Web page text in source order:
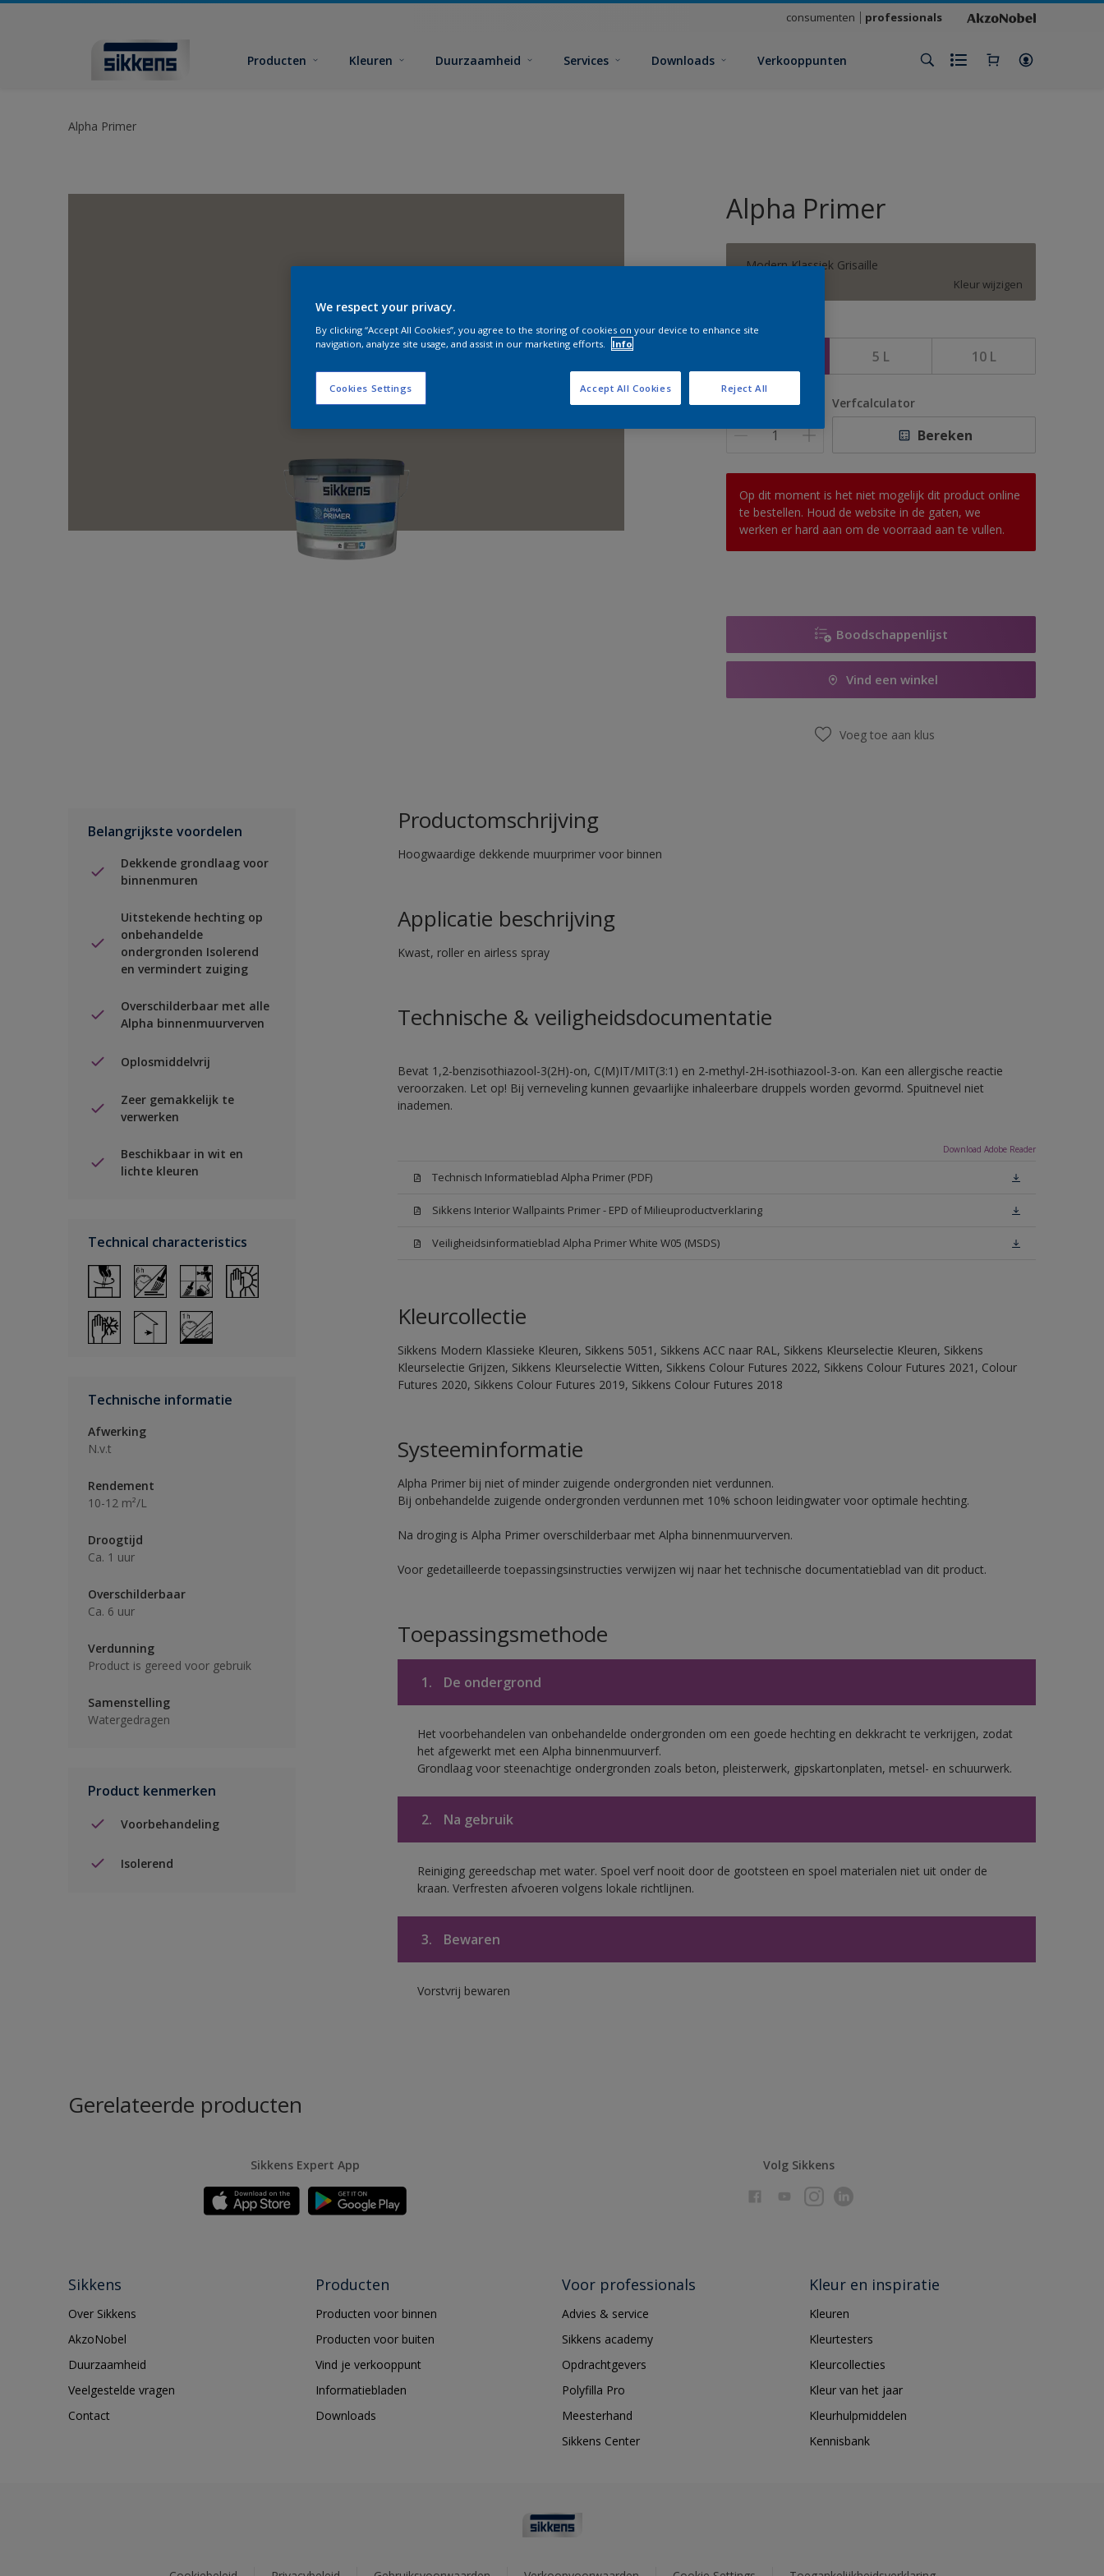
consumenten professionals
Producten Kleuren Duurzaamheid Services Downloads Verkooppunten
Alpha Primer
Alpha Primer
Modern Klassiek Grisaille
Kleur wijzigen
Grootte
5 L 10 L
Aantal Verfcalculator
Bereken
Op dit moment is het niet mogelijk dit product online
te bestellen. Houd de website in de gaten, we
werken er hard aan om de voorraad aan te vullen.
Boodschappenlijst
Vind een winkel
Voeg toe aan klus
Belangrijkste voordelen
Dekkende grondlaag voor
binnenmuren
Uitstekende hechting op
onbehandelde
ondergronden Isolerend
en vermindert zuiging
Overschilderbaar met alle
Alpha binnenmuurverven
Oplosmiddelvrij
Zeer gemakkelijk te
verwerken
Beschikbaar in wit en
lichte kleuren
Technical characteristics
Technische informatie
Afwerking
N.v.t
Rendement
10-12 m²/L
Droogtijd
Ca. 1 uur
Overschilderbaar
Ca. 6 uur
Verdunning
Product is gereed voor gebruik
Samenstelling
Watergedragen
Product kenmerken
Voorbehandeling
Isolerend
Productomschrijving
Hoogwaardige dekkende muurprimer voor binnen
Applicatie beschrijving
Kwast, roller en airless spray
Technische & veiligheidsdocumentatie
Bevat 1,2-benzisothiazool-3(2H)-on, C(M)IT/MIT(3:1) en 2-methyl-2H-isothiazool-3-on. Kan een allergische reactie
veroorzaken. Let op! Bij verneveling kunnen gevaarlijke inhaleerbare druppels worden gevormd. Spuitnevel niet
inademen.
Download Adobe Reader
Technisch Informatieblad Alpha Primer (PDF)
Sikkens Interior Wallpaints Primer - EPD of Milieuproductverklaring
Veiligheidsinformatieblad Alpha Primer White W05 (MSDS)
Kleurcollectie
Sikkens Modern Klassieke Kleuren, Sikkens 5051, Sikkens ACC naar RAL, Sikkens Kleurselectie Kleuren, Sikkens
Kleurselectie Grijzen, Sikkens Kleurselectie Witten, Sikkens Colour Futures 2022, Sikkens Colour Futures 2021, Colour
Futures 2020, Sikkens Colour Futures 2019, Sikkens Colour Futures 2018
Systeeminformatie
Alpha Primer bij niet of minder zuigende ondergronden niet verdunnen.
Bij onbehandelde zuigende ondergronden verdunnen met 10% schoon leidingwater voor optimale hechting.
Na droging is Alpha Primer overschilderbaar met Alpha binnenmuurverven.
Voor gedetailleerde toepassingsinstructies verwijzen wij naar het technische documentatieblad van dit product.
Toepassingsmethode
1. De ondergrond
Het voorbehandelen van onbehandelde ondergronden om een goede hechting en dekkracht te verkrijgen, zodat
het afgewerkt met een Alpha binnenmuurverf.
Grondlaag voor steenachtige ondergronden zoals beton, pleisterwerk, gipskartonplaten, metsel- en schuurwerk.
2. Na gebruik
Reiniging gereedschap met water. Spoel verf nooit door de gootsteen en spoel materialen niet uit onder de
kraan. Verfresten afvoeren volgens lokale richtlijnen.
3. Bewaren
Vorstvrij bewaren
Gerelateerde producten
Sikkens Expert App Volg Sikkens
Sikkens
Over Sikkens
AkzoNobel
Duurzaamheid
Veelgestelde vragen
Contact
Producten
Producten voor binnen
Producten voor buiten
Vind je verkooppunt
Informatiebladen
Downloads
Voor professionals
Advies & service
Sikkens academy
Opdrachtgevers
Polyfilla Pro
Meesterhand
Sikkens Center
Kleur en inspiratie
Kleuren
Kleurtesters
Kleurcollecties
Kleur van het jaar
Kleurhulpmiddelen
Kennisbank
We respect your privacy.
By clicking “Accept All Cookies”, you agree to the storing of cookies on your device to enhance site
navigation, analyze site usage, and assist in our marketing efforts.
Info
Cookies Settings Reject All
Accept All Cookies